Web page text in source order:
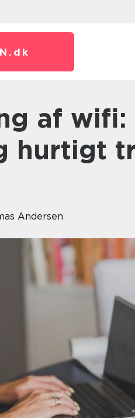
dk
hurtigt
Andersen